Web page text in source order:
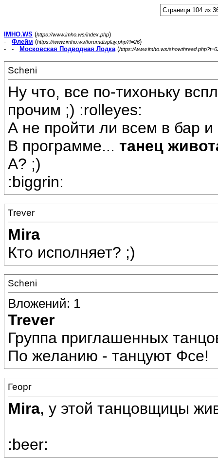
Страница 104 из
IMHO.WS (https://www.imho.ws/index.php)
- Флейм (https://www.imho.ws/forumdisplay.php?f=26)
- -
Московская Подводная Лодка(https://www.imho.ws/
Scheni
Ну что, все по-тихоньку
прочим ;) :rolleyes:
А не пройти ли всем в бар
В программе... танец
А? ;)
:biggrin:
Trever
Mira
Кто исполняет? ;)
Scheni
Вложений: 1
Trever
Группа приглашенных
По желанию - танцуют Фсе!
Георг
Mira, у этой танцовщицы
:beer: